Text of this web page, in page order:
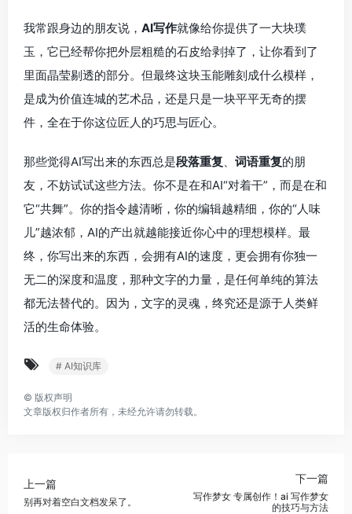
我常跟身边的朋友说， AI写作就像给你提供了一大块璞
玉，它已经帮你把外层粗糙的石皮给剥掉了，让你看到了
里面晶莹剔透的部分。但最终这块玉能雕刻成什么模样，
是成为价值连城的艺术品，还是只是一块平平无奇的摆
件，全在于你这位匠人的巧思与匠心。
那些觉得AI写出来的东西总是段落重复 词语重复的朋
友，不妨试试这些方法。你不是在和AI“对着干”，而是在和
它“共舞”。你的指令越清晰，你的编辑越精细，你的“人味
儿”越浓郁，AI的产出就越能接近你心中的理想模样。最
终，你写出来的东西，会拥有AI的速度，更会拥有你独一
无二的深度和温度，那种文字的力量，是任何单纯的算法
都无法替代的。因为，文字的灵魂，终究还是源于人类鲜
活的生命体验。
# AI知识库
© 版权声明
文章版权归作者所有，未经允许请勿转载。
上一篇
别再对着空白文档发呆了。
下一篇
写作梦女 专属创作！ai 写作梦女
的技巧与方法